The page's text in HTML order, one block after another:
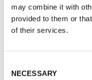
may combine it with
provided to them or
of their services.
Selection
NECESSARY
K-FLEX BANDE
MARKETING